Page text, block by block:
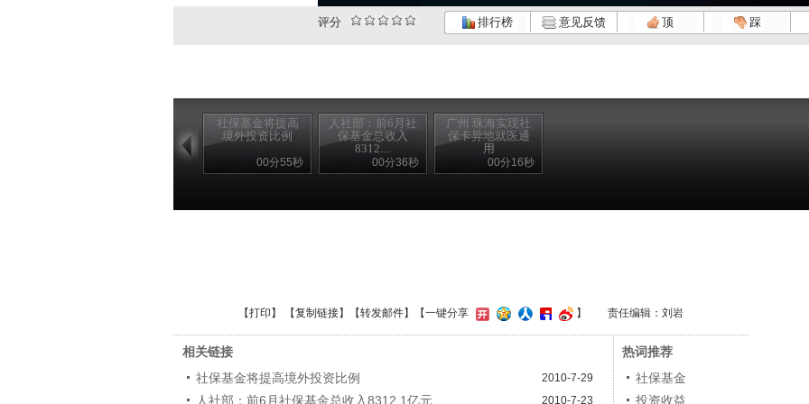
评分 排行榜 意见反馈 顶 踩
社保基金将提高
境外投资比例
00分55秒
人社部：前6月社
保基金总收入
8312....
00分36秒
广州 珠海实现社
保卡异地就医通
用
00分16秒
【打印 】 【复制链接】【转发邮件】 【一键分享 】 责任编辑：刘岩
相关链接
社保基金将提高境外投资比例
2010-7-29
人社部：前6月社保基金总收入8312.1亿元 2010-7-23
热词推荐
社保基金
投资收益